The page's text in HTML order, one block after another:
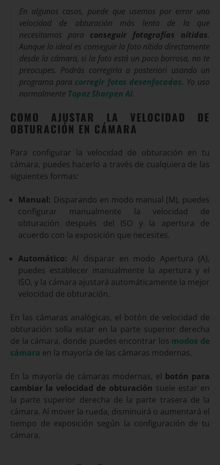
En algunos casos, puede que usemos por error una
velocidad de obturación más lenta de la que
necesitamos para conseguir fotografías nítidas.
Aunque lo ideal es conseguir la foto nítida directamente
desde la cámara, si la foto está un poco borrosa, no te
preocupes. Podrás corregirla a posteriori usando un
programa para corregir fotos desenfocadas. Yo uso
normalmente Topaz Sharpen AI.
COMO AJUSTAR LA VELOCIDAD DE
OBTURACIÓN EN CÁMARA
Para configurar la velocidad de obturación en tu
cámara, puedes hacerlo a través de cualquiera de las
siguientes formas:
Manual: Disparando en modo manual (M), puedes
configurar manualmente la velocidad de
obturación después del ISO y la apertura de
acuerdo con la exposición que necesites.
Automático:Al disparar en modo Apertura (A),
puedes establecer manualmente la apertura y el
ISO, y la cámara ajustará automáticamente la mejor
velocidad de obturación.
En las cámaras analógicas, el botón de velocidad de
obturación solía estar en la parte superior derecha
de la cámara, donde puedes encontrar los modos de
cámara en la mayoría de las cámaras modernas.
En la mayoría de cámaras modernas, el botón para
cambiar la velocidad de obturación suele estar en
la parte superior derecha de la parte trasera de la
cámara. Al mover la rueda, disminuirá o aumentará el
tiempo de exposición según la configuración de tu
cámara.